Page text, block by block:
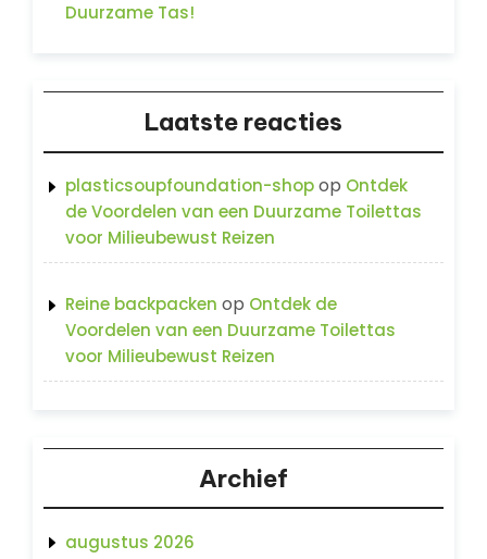
Duurzame Tas!
Laatste reacties
plasticsoupfoundation-shopop Ontdek
de Voordelen van een Duurzame Toilettas
voor Milieubewust Reizen
Reine backpacken op Ontdek de
Voordelen van een Duurzame Toilettas
voor Milieubewust Reizen
Archief
augustus 2026